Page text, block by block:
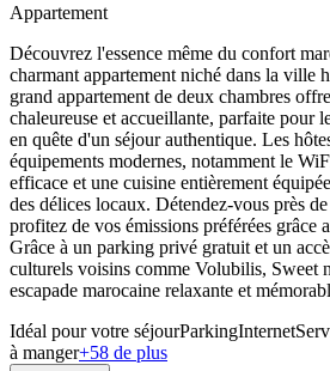
Appartement
Découvrez l'essence même du confort
charmant appartement niché dans la ville
grand appartement de deux chambres
chaleureuse et accueillante, parfaite pour
en quête d'un séjour authentique. Les
équipements modernes, notamment le
efficace et une cuisine entièrement
des délices locaux. Détendez-vous près
profitez de vos émissions préférées grâce
Grâce à un parking privé gratuit et un
culturels voisins comme Volubilis, Sweet
escapade marocaine relaxante et
Idéal pour votre séjourParkingInternet
à manger+58 de plus